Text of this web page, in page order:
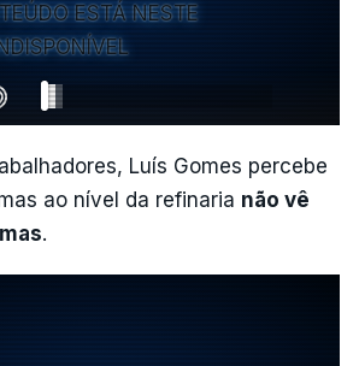
ESTÁ NESTE
Luís Gomes percebe
ao nível da refinaria não vê
.